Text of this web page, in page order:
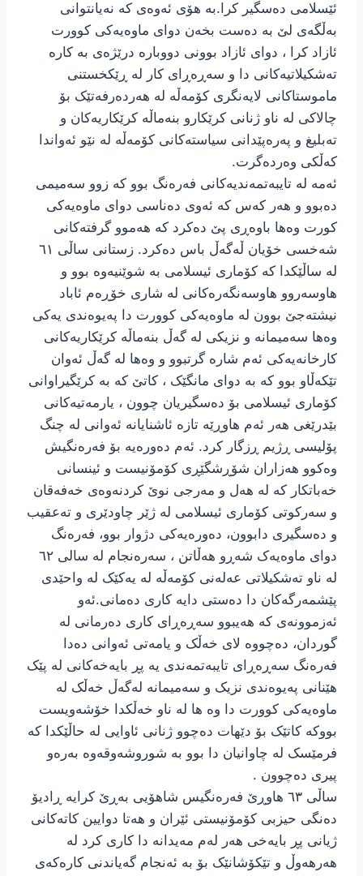
ئێسلامی دەسگیر کرا.به هۆی ئەوەی کە نەیانتوانی
بەڵگەی لێ بە دەست بخەن دوای ماوەیەکی کوورت
ئازاد کرا ، دوای ئازاد بوونی دووبارە درێژەی به کارە
تەشکیلاتیەکانی دا و سەڕەڕای کار لە ڕێکخستنی
ماموستاکانی لایەنگری کۆمەڵە لە هەردەرفەتێک بۆ
چالاکی لە ناو ژنانی کرێکارو بنەماڵە کرێکاریەکان و
تەبلیغ و پەرەپێدانی سیاستەکانی کۆمەڵە لە نێو ئەواندا
کەڵکی وەردەگرت.
ئەمە لە تایبەتمەندیەکانی فەرەنگ بوو کە زوو سەمیمی
دەبوو و هەر کەس کە ئەوی دەناسی دوای ماوەیەکی
کورت وەها باوەڕی پێ دەکرد کە هەموو گرفتەکانی
شەخسی خۆیان ڵەگەڵ باس دەکرد. زستانی ساڵی ٦١
لە ساڵێکدا کە کۆماری ئیسلامی بە شوێنیەوە بوو و
هاوسەروو هاوسەنگەرەکانی لە شاری خۆڕەم ئاباد
نیشتەجێ بوون لە ماوەیەکی کوورت دا پەیوەندی یەکی
وەها سەمیمانە و نزیکی لە گەڵ بنەماڵه کرێکاریەکانی
کارخانەیەکی ئەم شارە گرتبوو و وەها لە گەڵ ئەوان
تێکەڵاو بوو کە به دوای مانگێک ، کاتێ کە بە کرێگیراوانی
کۆماری ئیسلامی بۆ دەسگیریان چوون ، یارمەتیەکانی
بێدرێغی هەر ئەم هاوڕێە تازە ئاشنایانه ئەوانی لە چنگ
پۆلیسی ڕژیم ڕزگار کرد. ئەم دەورەیە بۆ فەرەنگیش
وەکوو هەزاران شۆڕشگێڕی کۆمۆنیست و ئینسانی
خەباتکار کە لە هەل و مەرجی نوێ کردنەوەی خەفەقان
و سەرکوتی کۆماری ئیسلامی لە ژێر چاودێری و تەعقیب
و دەسگیری دابوون، دەورەیەکی دژوار بوو، فەرەنگ
دوای ماوەیەک شەڕو هەڵاتن ، سەرەنجام لە سالی ٦٢
لە ناو تەشکیلاتی عەلەنی کۆمەڵە لە یەکێک لە واحێدی
پێشمەرگەکان دا دەستی دایە کاری دەمانی.ئەو
ئەزموونەی کە هەیبوو سەڕەڕای کاری دەرمانی لە
گوردان، دەچووە لای خەڵک و یامەتی ئەوانی دەدا
فەرەنگ سەڕەڕای تایبەتمەندی یە پڕ بایەخەکانی لە پێک
هێنانی پەیوەندی نزیک و سەمیمانه لەگەڵ خەڵک لە
ماوەیەکی کوورت دا وە ها لە ناو خەڵکدا خۆشەویست
بووکە کاتێک بۆ دێهات دەچوو ژنانی ئاوایی لە حاڵێکدا کە
فرمێسک لە چاوانیان دا بوو بە شوروشەوقەوە بەرەو
پیری دەچوون .
ساڵی ٦٣ هاوڕێ فەرەنگیس شاهۆیی بەڕێ کرایە ڕادیۆ
دەنگی حیزبی کۆمۆنیستی ئێران و هەتا دوایین کاتەکانی
ژیانی پڕ بایەخی هەر لەم مەیدانه دا کاری کرد له
هەرهەوڵ و تێکۆشانێک بۆ به ئەنجام گەیاندنی کارەکەی